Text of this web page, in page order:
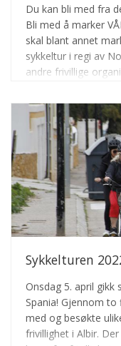
Du kan bli med fra
Bli med å marker
skal blant annet
sykkeltur i regi av
andre frivillige
kulturelle innslag,
stemning, ledet av
Sykkelturen
Onsdag 5. april gikk
Spania! Gjennom
med og besøkte
frivillighet i Albir.